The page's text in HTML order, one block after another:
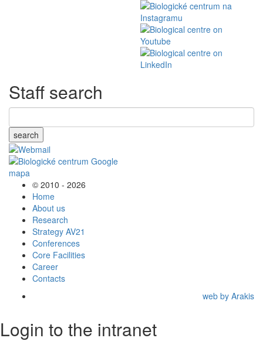
Staff search
search
© 2010 - 2026
Home
About us
Research
Strategy AV21
Conferences
Core Facilities
Career
Contacts
web by Arakis
Login to the intranet